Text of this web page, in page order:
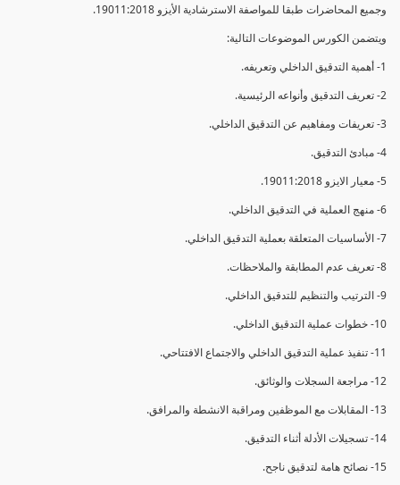
وجميع المحاضرات طبقا للمواصفة الاسترشادية الأيزو 19011:2018.
ويتضمن الكورس الموضوعات التالية:
1- أهمية التدقيق الداخلي وتعريفه.
2- تعريف التدقيق وأنواعه الرئيسية.
3- تعريفات ومفاهيم عن التدقيق الداخلي.
4- مبادئ التدقيق.
5- معيار الايزو 19011:2018.
6- منهج العملية في التدقيق الداخلي.
7- الأساسيات المتعلقة بعملية التدقيق الداخلي.
8- تعريف عدم المطابقة والملاحظات.
9- الترتيب والتنظيم للتدقيق الداخلي.
10- خطوات عملية التدقيق الداخلي.
11- تنفيذ عملية التدقيق الداخلي والاجتماع الافتتاحي.
12- مراجعة السجلات والوثائق.
13- المقابلات مع الموظفين ومراقبة الانشطة والمرافق.
14- تسجيلات الأدلة أثناء التدقيق.
15- نصائح هامة لتدقيق ناجح.